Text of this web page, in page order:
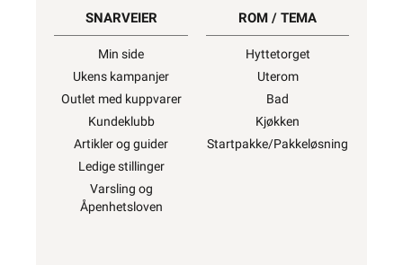
SNARVEIER
Min side
Ukens kampanjer
Outlet med kuppvarer
Kundeklubb
Artikler og guider
Ledige stillinger
Varsling og
Åpenhetsloven
ROM / TEMA
Hyttetorget
Uterom
Bad
Kjøkken
Startpakke/Pakkeløsning